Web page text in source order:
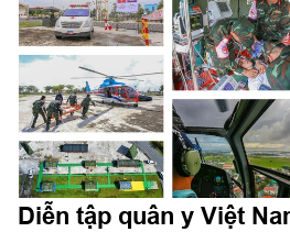
chuẩn bị huấn luyện tại Sư đoàn 5.
Diễn tập quân y Việt